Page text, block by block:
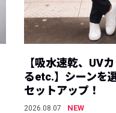
【吸水速乾、UV
るetc.】シーンを
セットアップ！
2026.08.07
NEW